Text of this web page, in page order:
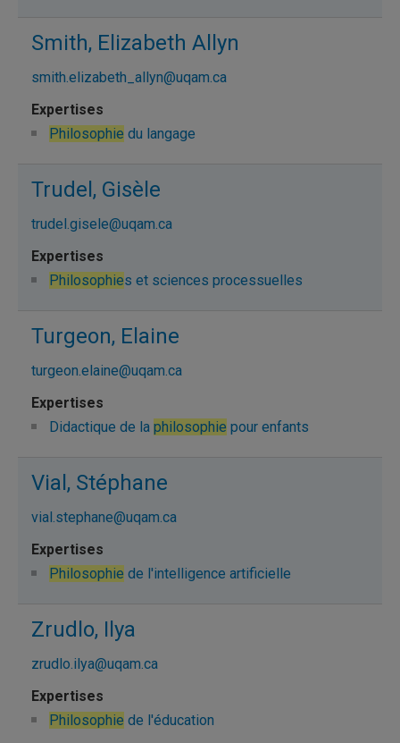
Smith, Elizabeth Allyn
smith.elizabeth_allyn@uqam.ca
Philosophie du langage
Trudel, Gisèle
trudel.gisele@uqam.ca
Philosophies et sciences processuelles
Turgeon, Elaine
turgeon.elaine@uqam.ca
Didactique de la philosophie pour enfants
Vial, Stéphane
vial.stephane@uqam.ca
Philosophie de l'intelligence artificielle
Zrudlo, Ilya
zrudlo.ilya@uqam.ca
Philosophie de l'éducation